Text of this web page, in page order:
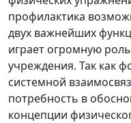
профилактика
двух важнейших
играет огромную
учреждения. Так как
системной
потребность в
концепции